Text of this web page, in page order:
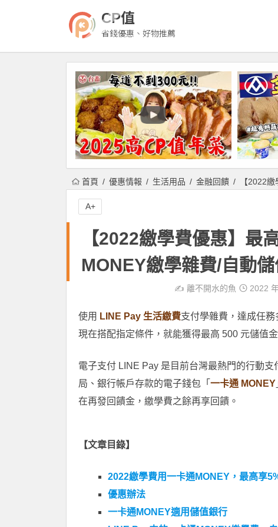
CP值
省錢優惠、好物推薦
首頁 優惠情報 生活用品 金融回饋 【2022
【2022繳學費優惠】最
MONEY繳學雜費/自動
✍️離不開水的魚 2022
使用 LINE Pay 生活繳費支付學雜費，達成任
現在搭配指定條件，就能獲得最高 500 元儲值
電子支付 LINE Pay 是目前台灣最熱門的行動
局、銀行帳戶存款的電子錢包「 一卡通 MONEY
在再發回饋金，繳學費之餘再享回饋。
【文章目錄】
2022繳學費用一卡通MONEY，最高享
優惠辦法
一卡通MONEY適用儲值銀行
A+